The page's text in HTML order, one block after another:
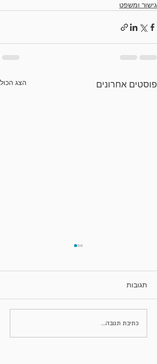
גישור ומשפט
פוסטים אחרונים הצג הכול
תגובות
כתיבת תגובה...